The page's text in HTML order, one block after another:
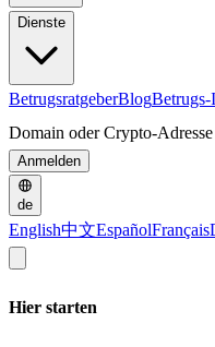
Dienste
BetrugsratgeberBlogBetrugs-
Domain oder Crypto-
Anmelden
de
English中文EspañolFrançais
Hier starten